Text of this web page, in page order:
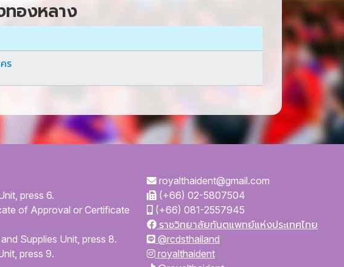
ทองหลาง
ร
press 6.
of Approval or Certificate
Supplies Unit, press 8.
press 9.
royalthaident@gmail.com
(+66) 02-5807504
(+66) 081-2557945
ราชวิทยาลัยทันตแพทย์แห่งประเทศไทย
@rcdsthailand
royalthaident